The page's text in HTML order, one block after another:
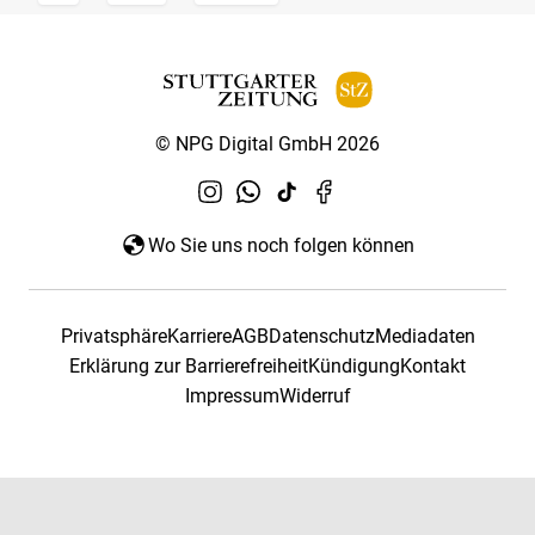
© NPG Digital GmbH 2026
Wo Sie uns noch folgen können
PrivatsphäreKarriereAGBDatenschutzMediadaten
Erklärung zur BarrierefreiheitKündigungKontakt
ImpressumWiderruf